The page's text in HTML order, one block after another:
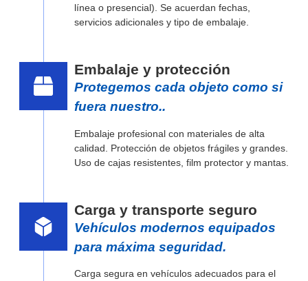
línea o presencial). Se acuerdan fechas,
servicios adicionales y tipo de embalaje.
Embalaje y protección
Protegemos cada objeto como si
fuera nuestro..
Embalaje profesional con materiales de alta
calidad. Protección de objetos frágiles y grandes.
Uso de cajas resistentes, film protector y mantas.
Carga y transporte seguro
Vehículos modernos equipados
para máxima seguridad.
Carga segura en vehículos adecuados para el